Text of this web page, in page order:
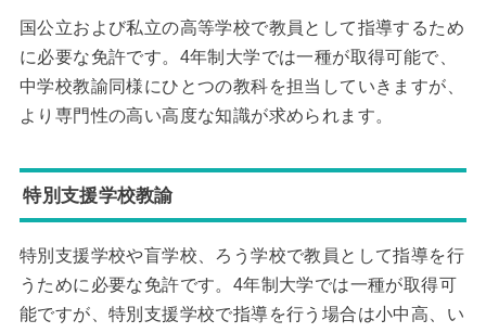
国公立および私立の高等学校で教員として指導するため
に必要な免許です。4年制大学では一種が取得可能で、
中学校教諭同様にひとつの教科を担当していきますが、
より専門性の高い高度な知識が求められます。
特別支援学校教諭
特別支援学校や盲学校、ろう学校で教員として指導を行
うために必要な免許です。4年制大学では一種が取得可
能ですが、特別支援学校で指導を行う場合は小中高、い